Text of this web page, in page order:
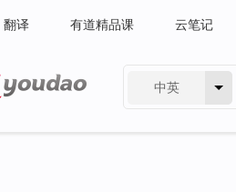
翻译 有道精品课 云笔记
中英